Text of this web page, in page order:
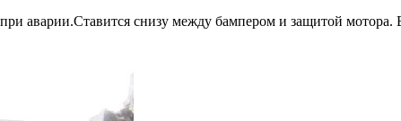
аварии.Ставится снизу между бампером и защитой